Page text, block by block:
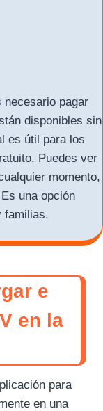
necesario pagar
disponibles sin
es útil para los
Puedes ver
momento,
una opción
familias.
e
en la
para
en una